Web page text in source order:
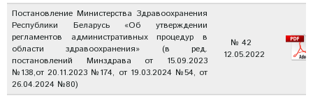
Постановление Министерства Здравоохранения
Республики Беларусь «Об утверждении
регламентов административных процедур в
области здравоохранения» (в ред.
постановлений Минздрава от 15.09.2023
№138,от 20.11.2023 №174, от 19.03.2024 №54, от
26.04.2024 №80)
№ 42
12.05.2022